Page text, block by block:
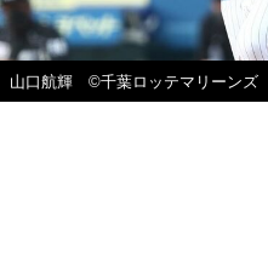
山口航輝 ©千葉ロッテマリーンズ